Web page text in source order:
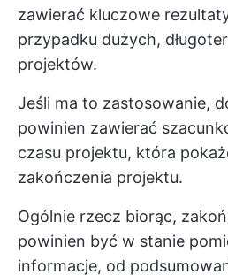
zawierać kluczowe
przypadku dużych,
projektów.
Jeśli ma to zastosowanie,
powinien zawierać
czasu projektu, która
zakończenia projektu.
Ogólnie rzecz biorąc,
powinien być w stanie
informacje, od